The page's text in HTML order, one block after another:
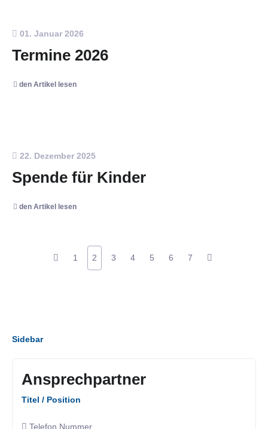
01. Januar 2026
Termine 2026
den Artikel lesen
22. Dezember 2025
Spende für Kinder
den Artikel lesen
1 2 3 4 5 6 7
Sidebar
Ansprechpartner
Titel / Position
Telefon Nummer